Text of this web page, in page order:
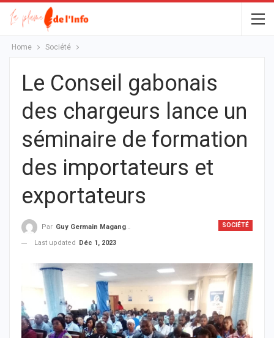
Home Société
Le Conseil gabonais
des chargeurs lance un
séminaire de formation
des importateurs et
exportateurs
SOCIÉTÉ
Par Guy Germain Maganga Nziengui
Last updated
Déc 1, 2023